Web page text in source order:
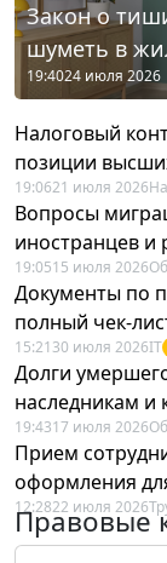
Закон о
шуметь в
19:4024 июля 2026
Налоговый
позиции
19:0621 июля 2026
Вопросы
иностранцев и
19:0515 июля 2026
Документы по
полный чек-
15:21 30 июля 2026IT
Долги
наследникам и
19:4317 июля 2026
Прием
оформления
12:2822 июля 2026
Правовые